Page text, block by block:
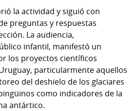
la actividad y siguió con
preguntas y respuestas
La audiencia,
infantil, manifestó un
los proyectos científicos
particularmente aquellos
del deshielo de los glaciares
como indicadores de la
antártico.